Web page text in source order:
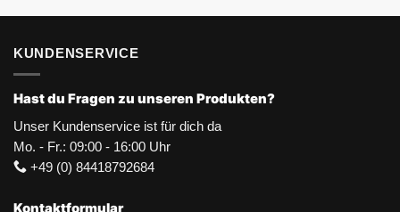
KUNDENSERVICE
Hast du Fragen zu unseren Produkten?
Unser Kundenservice ist für dich da
Mo. - Fr.: 09:00 - 16:00 Uhr
+49 (0) 84418792684
Kontaktformular